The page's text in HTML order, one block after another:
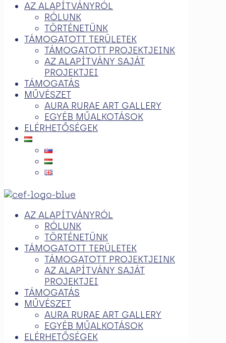
AZ ALAPÍTVÁNYRÓL
RÓLUNK
TÖRTÉNETÜNK
TÁMOGATOTT TERÜLETEK
TÁMOGATOTT PROJEKTJEINK
AZ ALAPÍTVÁNY SAJÁT
PROJEKTJEI
TÁMOGATÁS
MŰVÉSZET
AURA RURAE ART GALLERY
EGYÉB MŰALKOTÁSOK
ELÉRHETŐSÉGEK
AZ ALAPÍTVÁNYRÓL
RÓLUNK
TÖRTÉNETÜNK
TÁMOGATOTT TERÜLETEK
TÁMOGATOTT PROJEKTJEINK
AZ ALAPÍTVÁNY SAJÁT
PROJEKTJEI
TÁMOGATÁS
MŰVÉSZET
AURA RURAE ART GALLERY
EGYÉB MŰALKOTÁSOK
ELÉRHETŐSÉGEK